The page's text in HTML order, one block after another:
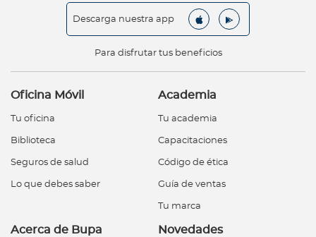
Descarga nuestra app
Para disfrutar tus beneficios
Oficina Móvil
Tu oficina
Biblioteca
Seguros de salud
Lo que debes saber
Academia
Tu academia
Capacitaciones
Código de ética
Guía de ventas
Tu marca
Acerca de Bupa Novedades